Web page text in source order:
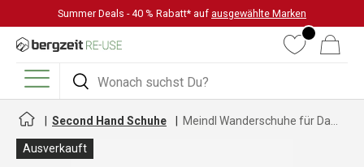
DIREKT ZUM INHALT
Summer Deals - 40 % Rabatt* auf ausgewählte Marken
Suchen
Suchen
WunschlisteWarenkorb
Menü
Second Hand Schuhe
Ausverkauft